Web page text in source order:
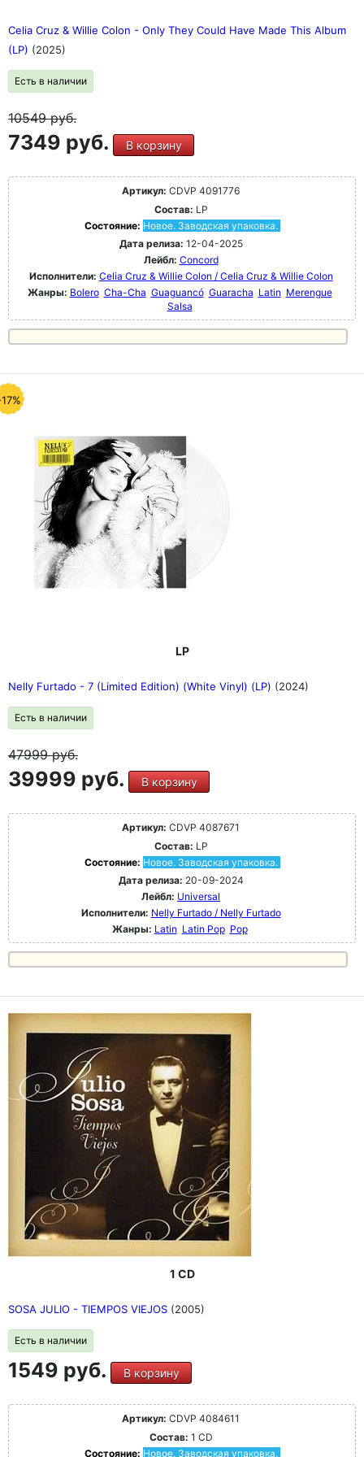
Celia Cruz & Willie Colon - Only They Could Have Made This Album
(LP) (2025)
Есть в наличии
10549руб.
7349 руб. В корзину
Артикул: CDVP 4091776
Состав: LP
Состояние: Новое. Заводская упаковка.
Дата релиза: 12-04-2025
Лейбл: Concord
Исполнители: Celia Cruz & Willie Colon / Celia Cruz & Willie Colon
Жанры: Bolero Cha-Cha Guaguancó Guaracha Latin Merengue
Salsa
LP
Nelly Furtado - 7 (Limited Edition) (White Vinyl) (LP) (2024)
Есть в наличии
47999руб.
39999 руб. В корзину
Артикул: CDVP 4087671
Состав: LP
Состояние: Новое. Заводская упаковка.
Дата релиза: 20-09-2024
Лейбл: Universal
Исполнители: Nelly Furtado / Nelly Furtado
Жанры: Latin Latin Pop Pop
1 CD
SOSA JULIO - TIEMPOS VIEJOS (2005)
Есть в наличии
1549 руб. В корзину
Артикул: CDVP 4084611
Состав: 1 CD
Состояние: Новое. Заводская упаковка.